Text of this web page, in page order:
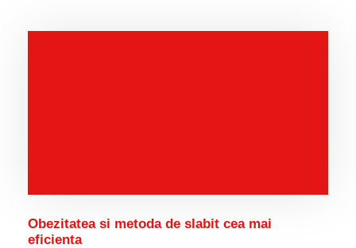
Obezitatea si metoda de slabit cea mai
eficienta